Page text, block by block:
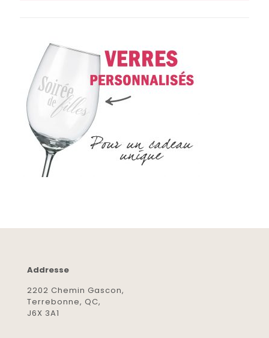
Addresse
2202 Chemin Gascon,
Terrebonne, QC,
J6X 3A1